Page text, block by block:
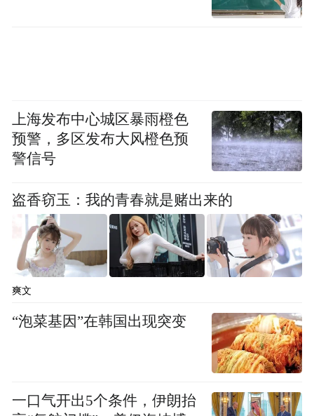
上海发布中心城区暴雨橙色
预警，多区发布大风橙色预
警信号
盗香窃玉：我的青春就是赌出来的
爽文
“泡菜基因”在韩国出现突变
一口气开出5个条件，伊朗抬